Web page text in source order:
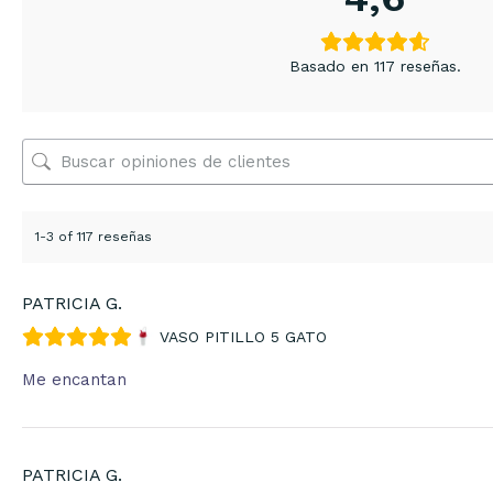
Basado en 117 reseñas.
1-3 of 117 reseñas
PATRICIA G.
VASO PITILLO 5 GATO
Me encantan
PATRICIA G.